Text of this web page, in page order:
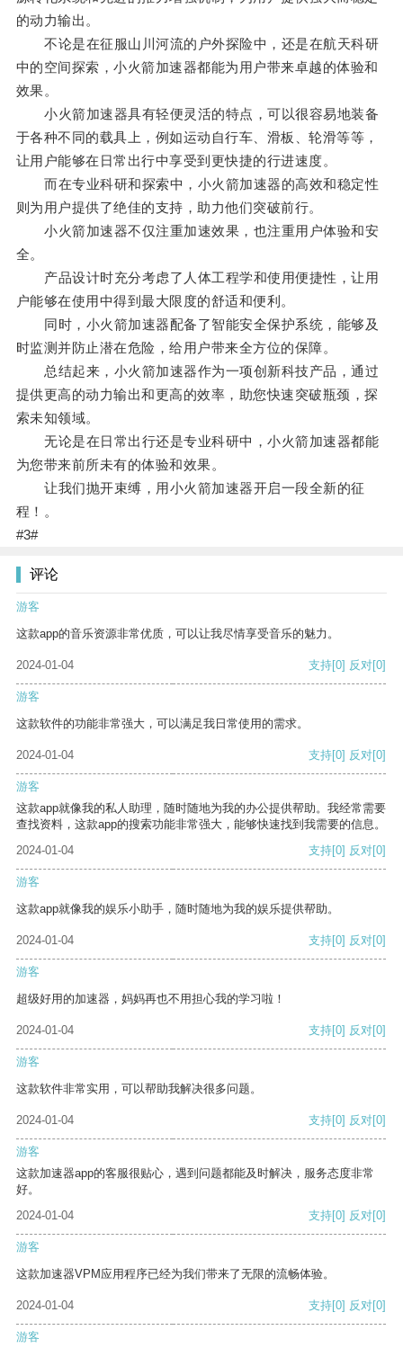
的动力输出。
不论是在征服山川河流的户外探险中，还是在航天科研
中的空间探索，小火箭加速器都能为用户带来卓越的体验和
效果。
小火箭加速器具有轻便灵活的特点，可以很容易地装备
于各种不同的载具上，例如运动自行车、滑板、轮滑等等，
让用户能够在日常出行中享受到更快捷的行进速度。
而在专业科研和探索中，小火箭加速器的高效和稳定性
则为用户提供了绝佳的支持，助力他们突破前行。
小火箭加速器不仅注重加速效果，也注重用户体验和安
全。
产品设计时充分考虑了人体工程学和使用便捷性，让用
户能够在使用中得到最大限度的舒适和便利。
同时，小火箭加速器配备了智能安全保护系统，能够及
时监测并防止潜在危险，给用户带来全方位的保障。
总结起来，小火箭加速器作为一项创新科技产品，通过
提供更高的动力输出和更高的效率，助您快速突破瓶颈，探
索未知领域。
无论是在日常出行还是专业科研中，小火箭加速器都能
为您带来前所未有的体验和效果。
让我们抛开束缚，用小火箭加速器开启一段全新的征
程！。
#3#
评论
游客
这款app的音乐资源非常优质，可以让我尽情享受音乐的魅力。
2024-01-04 支持[0] 反对[0]
游客
这款软件的功能非常强大，可以满足我日常使用的需求。
2024-01-04 支持[0] 反对[0]
游客
这款app就像我的私人助理，随时随地为我的办公提供帮助。我经常需要
查找资料，这款app的搜索功能非常强大，能够快速找到我需要的信息。
2024-01-04
支持[0] 反对[0]
游客
这款app就像我的娱乐小助手，随时随地为我的娱乐提供帮助。
2024-01-04 支持[0] 反对[0]
游客
超级好用的加速器，妈妈再也不用担心我的学习啦！
2024-01-04 支持[0] 反对[0]
游客
这款软件非常实用，可以帮助我解决很多问题。
2024-01-04 支持[0] 反对[0]
游客
这款加速器app的客服很贴心，遇到问题都能及时解决，服务态度非常
好。
2024-01-04
支持[0] 反对[0]
游客
这款加速器VPM应用程序已经为我们带来了无限的流畅体验。
2024-01-04 支持[0] 反对[0]
游客